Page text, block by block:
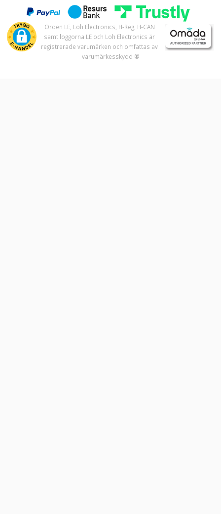
Orden LE, Loh Electronics, H-Reg, H-CAN
samt loggorna LE och Loh Electronics är
registrerade varumärken och omfattas av
varumärkesskydd ®